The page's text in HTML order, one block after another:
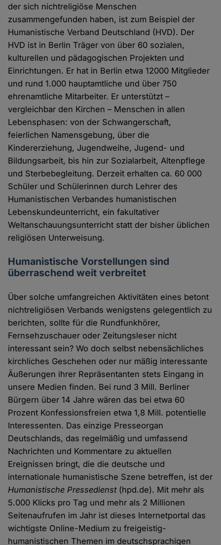
der sich nichtreligiöse Menschen
zusammengefunden haben, ist zum Beispiel der
Humanistische Verband Deutschland (HVD). Der
HVD ist in Berlin Träger von über 60 sozialen,
kulturellen und pädagogischen Projekten und
Einrichtungen. Er hat in Berlin etwa 12000 Mitglieder
und rund 1.000 hauptamtliche und über 750
ehrenamtliche Mitarbeiter. Er unterstützt –
vergleichbar den Kirchen – Menschen in allen
Lebensphasen: von der Schwangerschaft,
feierlichen Namensgebung, über die
Kindererziehung, Jugendweihe, Jugend- und
Bildungsarbeit, bis hin zur Sozialarbeit, Altenpflege
und Sterbebegleitung. Derzeit erhalten ca. 60 000
Schüler und Schülerinnen durch Lehrer des
Humanistischen Verbandes humanistischen
Lebenskundeunterricht, ein fakultativer
Weltanschauungsunterricht statt der bisher üblichen
religiösen Unterweisung.
Humanistische Vorstellungen sind
überraschend weit verbreitet
Über solche umfangreichen Aktivitäten eines betont
nichtreligiösen Verbands wenigstens gelegentlich zu
berichten, sollte für die Rundfunkhörer,
Fernsehzuschauer oder Zeitungsleser nicht
interessant sein? Wo doch selbst nebensächliches
kirchliches Geschehen oder nur mäßig interessante
Äußerungen ihrer Repräsentanten stets Eingang in
unsere Medien finden. Bei rund 3 Mill. Berliner
Bürgern über 14 Jahre wären das bei etwa 60
Prozent Konfessionsfreien etwa 1,8 Mill. potentielle
Interessenten. Das einzige Presseorgan
Deutschlands, das regelmäßig und umfassend
Nachrichten und Kommentare zu aktuellen
Ereignissen bringt, die die deutsche und
internationale humanistische Szene betreffen, ist der
Humanistische Pressedienst(hpd.de). Mit mehr als
5.000 Klicks pro Tag und mehr als 2 Millionen
Seitenaufrufen im Jahr ist dieses Internetportal das
wichtigste Online-Medium zu freigeistig-
humanistischen Themen im deutschsprachigen